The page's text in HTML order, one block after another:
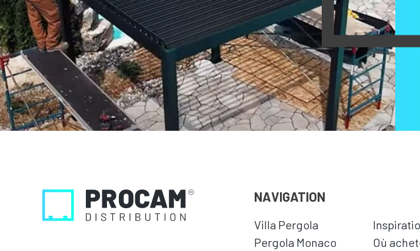
NAVIGATION
Villa Pergola
Pergola Monaco
Où